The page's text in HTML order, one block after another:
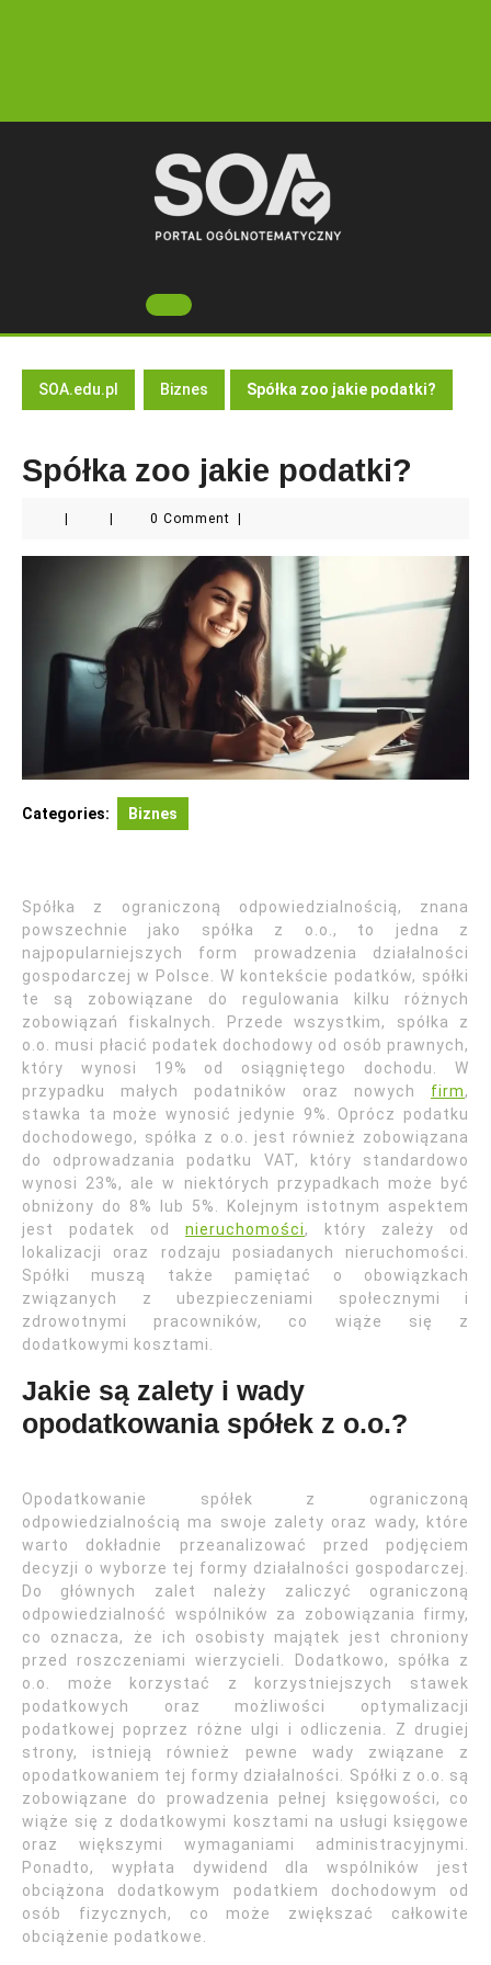
Open
Button
SOA.edu.pl Biznes Spółka zoo jakie podatki?
Spółka zoo jakie podatki?
0 Comment
Categories: Biznes
Spółka z ograniczoną odpowiedzialnością, znana
powszechnie jako spółka z o.o., to jedna z
najpopularniejszych form prowadzenia działalności
gospodarczej w Polsce. W kontekście podatków, spółki
te są zobowiązane do regulowania kilku różnych
zobowiązań fiskalnych. Przede wszystkim, spółka z
o.o. musi płacić podatek dochodowy od osób prawnych,
który wynosi 19% od osiągniętego dochodu. W
przypadku małych podatników oraz nowych firm,
stawka ta może wynosić jedynie 9%. Oprócz podatku
dochodowego, spółka z o.o. jest również zobowiązana
do odprowadzania podatku VAT, który standardowo
wynosi 23%, ale w niektórych przypadkach może być
obniżony do 8% lub 5%. Kolejnym istotnym aspektem
jest podatek od nieruchomości, który zależy od
lokalizacji oraz rodzaju posiadanych nieruchomości.
Spółki muszą także pamiętać o obowiązkach
związanych z ubezpieczeniami społecznymi i
zdrowotnymi pracowników, co wiąże się z
dodatkowymi kosztami.
Jakie są zalety i wady
opodatkowania spółek z o.o.?
Opodatkowanie spółek z ograniczoną
odpowiedzialnością ma swoje zalety oraz wady, które
warto dokładnie przeanalizować przed podjęciem
decyzji o wyborze tej formy działalności gospodarczej.
Do głównych zalet należy zaliczyć ograniczoną
odpowiedzialność wspólników za zobowiązania firmy,
co oznacza, że ich osobisty majątek jest chroniony
przed roszczeniami wierzycieli. Dodatkowo, spółka z
o.o. może korzystać z korzystniejszych stawek
podatkowych oraz możliwości optymalizacji
podatkowej poprzez różne ulgi i odliczenia. Z drugiej
strony, istnieją również pewne wady związane z
opodatkowaniem tej formy działalności. Spółki z o.o. są
zobowiązane do prowadzenia pełnej księgowości, co
wiąże się z dodatkowymi kosztami na usługi księgowe
oraz większymi wymaganiami administracyjnymi.
Ponadto, wypłata dywidend dla wspólników jest
obciążona dodatkowym podatkiem dochodowym od
osób fizycznych, co może zwiększać całkowite
obciążenie podatkowe.